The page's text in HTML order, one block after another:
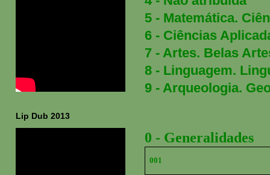
5 - Matemática.
6 - Ciências
7 - Artes. Belas
8 - Linguagem.
9 - Arqueologia.
0 - Generalidades
001
Lip Dub 2013